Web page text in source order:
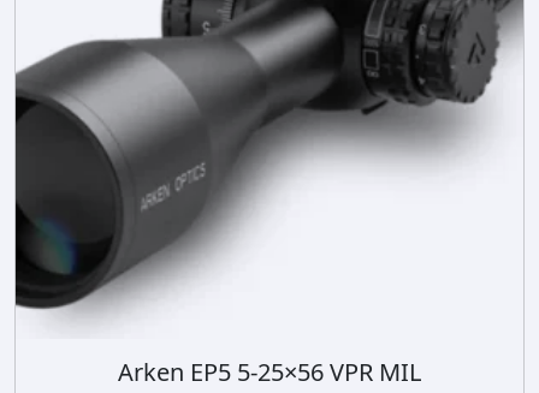
Arken EP5 5-25×56 VPR MIL